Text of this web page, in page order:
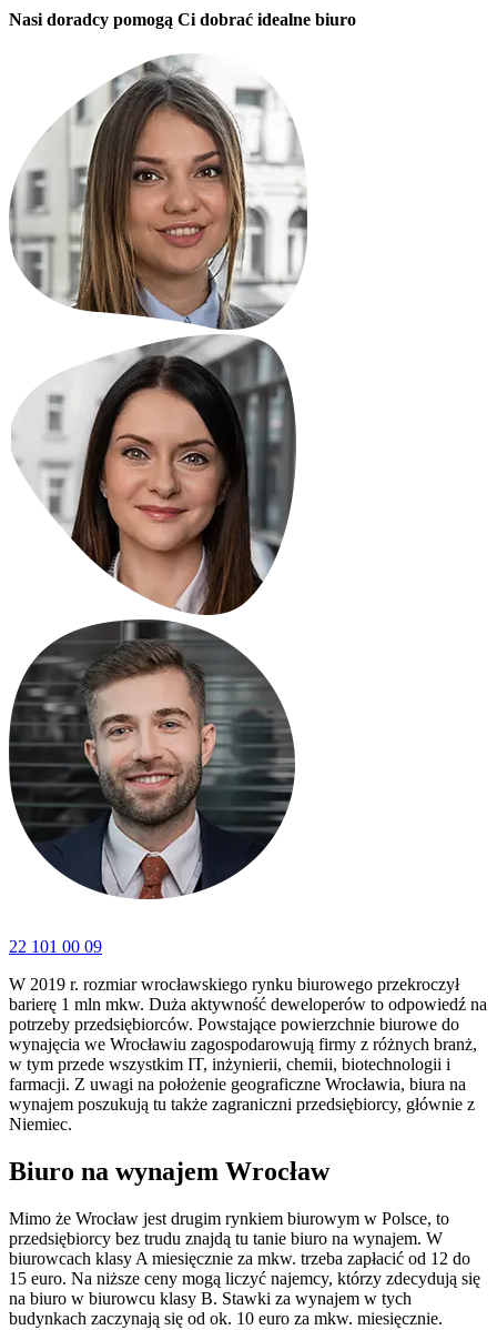
Nasi doradcy pomogą Ci dobrać idealne biuro
22 101 00 09
W 2019 r. rozmiar wrocławskiego rynku biurowego przekroczył
barierę 1 mln mkw. Duża aktywność deweloperów to odpowiedź na
potrzeby przedsiębiorców. Powstające powierzchnie biurowe do
wynajęcia we Wrocławiu zagospodarowują firmy z różnych branż,
w tym przede wszystkim IT, inżynierii, chemii, biotechnologii i
farmacji. Z uwagi na położenie geograficzne Wrocławia, biura na
wynajem poszukują tu także zagraniczni przedsiębiorcy, głównie z
Niemiec.
Biuro na wynajem Wrocław
Mimo że Wrocław jest drugim rynkiem biurowym w Polsce, to
przedsiębiorcy bez trudu znajdą tu tanie biuro na wynajem. W
biurowcach klasy A miesięcznie za mkw. trzeba zapłacić od 12 do
15 euro. Na niższe ceny mogą liczyć najemcy, którzy zdecydują się
na biuro w biurowcu klasy B. Stawki za wynajem w tych
budynkach zaczynają się od ok. 10 euro za mkw. miesięcznie.